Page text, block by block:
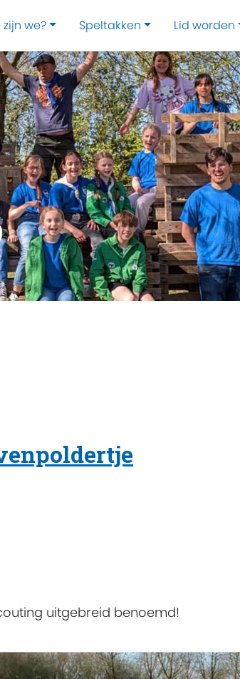
zijn we? Speltakken Lid worden
uitgebreid benoemd!